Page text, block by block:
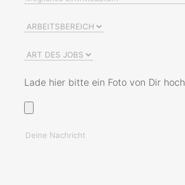
Lade hier bitte ein Foto von Dir hoch